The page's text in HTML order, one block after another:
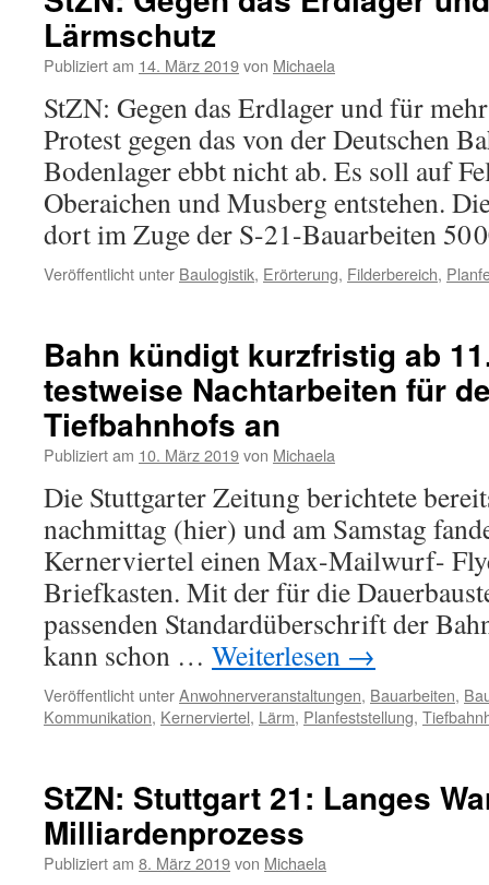
Lärmschutz
Publiziert am 14. März 2019von Michaela
StZN: Gegen das Erdlager und für
Protest gegen das von der Deutschen
Bodenlager ebbt nicht ab. Es soll auf
Oberaichen und Musberg entstehen.
dort im Zuge der S-21-Bauarbeiten
Veröffentlicht unter Baulogistik, Erörterung, Filderbereich,
Bahn kündigt kurzfristig ab
testweise Nachtarbeiten für
Tiefbahnhofs an
Publiziert am 10. März 2019von Michaela
Die Stuttgarter Zeitung berichtete
nachmittag (hier) und am Samstag
Kernerviertel einen Max-Mailwurf-
Briefkasten. Mit der für die
passenden Standardüberschrift der
kann schon … Weiterlesen →
Veröffentlicht unterAnwohnerveranstaltungen, Bauarbeiten,
Kommunikation, Kernerviertel, Lärm, Planfeststellung,
StZN: Stuttgart 21: Langes
Milliardenprozess
Publiziert am 8. März 2019von Michaela